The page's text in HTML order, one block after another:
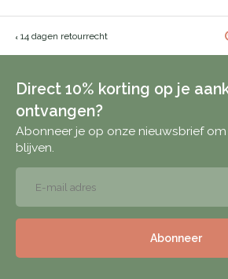
& 14 dagen retourrecht
Direct 10% korting op je
ontvangen?
Abonneer je op onze nieuwsbrief
blijven.
Abonneer